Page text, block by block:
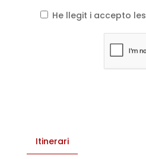
He llegit i accepto les
Itinerari